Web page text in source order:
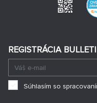
REGISTRÁCIA
Súhlasím so